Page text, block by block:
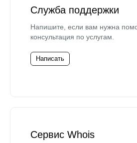
Служба поддержки
Напишите, если вам нужна
консультация по услугам.
Написать
Сервис Whois